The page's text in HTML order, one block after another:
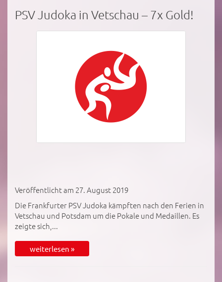
PSV Judoka in Vetschau – 7x Gold!
Veröffentlicht am 27. August 2019
Die Frankfurter PSV Judoka kämpften nach den Ferien in
Vetschau und Potsdam um die Pokale und Medaillen. Es
zeigte sich,...
weiterlesen »